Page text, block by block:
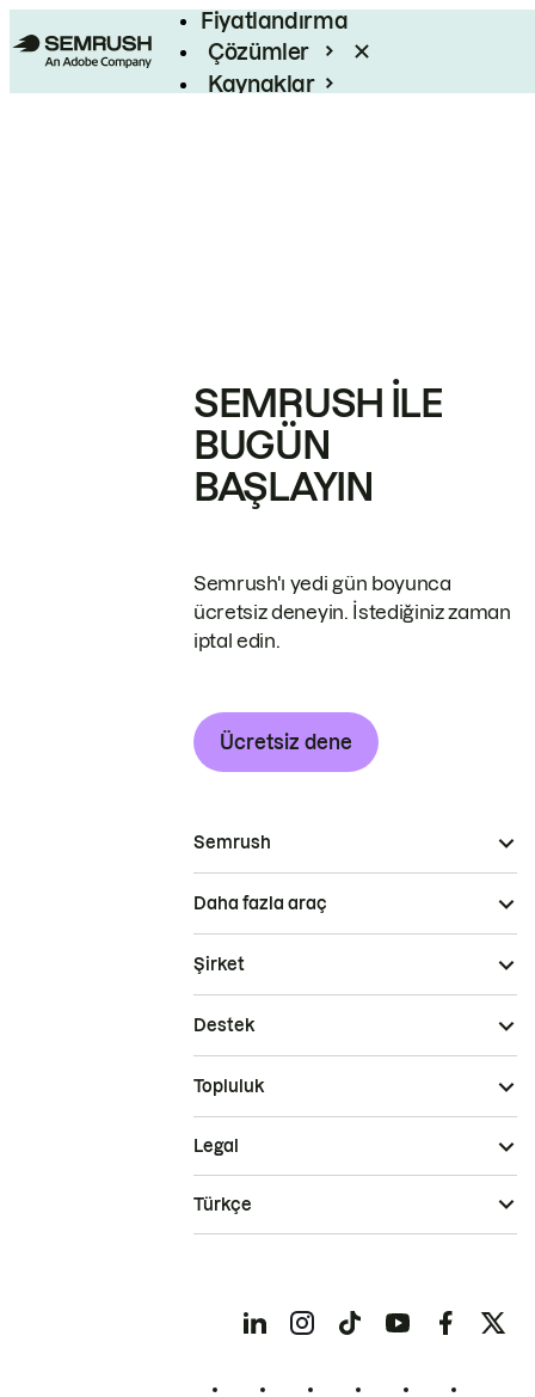
Fiyatlandırma
Çözümler
Kaynaklar
SEMRUSH ILE
BUGÜN
BAŞLAYIN
Semrush'ı yedi gün boyunca
ücretsiz deneyin. İstediğiniz zaman
iptal edin.
Ücretsiz dene
Semrush
Daha fazla araç
Şirket
Destek
Topluluk
Legal
Türkçe